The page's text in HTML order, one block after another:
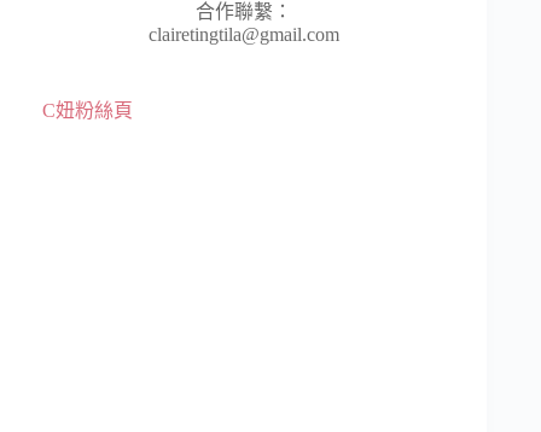
合作聯繫：
clairetingtila@gmail.com
C妞粉絲頁